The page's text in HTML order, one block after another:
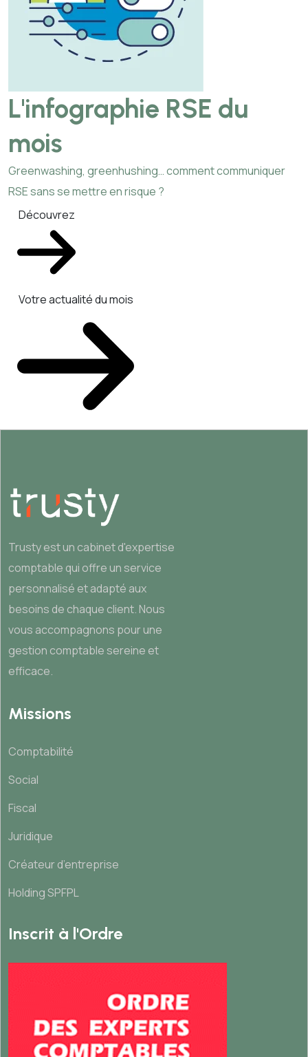
L'infographie RSE du
mois
Greenwashing, greenhushing… comment communiquer
RSE sans se mettre en risque ?
Découvrez
Votre actualité du mois
Trusty est un cabinet d'expertise
comptable qui offre un service
personnalisé et adapté aux
besoins de chaque client. Nous
vous accompagnons pour une
gestion comptable sereine et
efficace.
Missions
Comptabilité
Social
Fiscal
Juridique
Créateur d’entreprise
Holding SPFPL
Inscrit à l'Ordre